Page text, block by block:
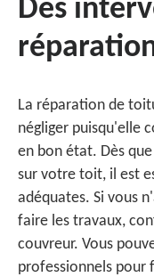
Des
La réparation de
négliger puisqu'elle
en bon état. Dès
sur votre toit, il est
adéquates. Si vous
faire les travaux,
couvreur. Vous
professionnels pour